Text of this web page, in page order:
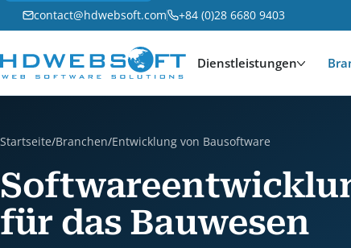
contact@hdwebsoft.com +84 (0)28 6680 9403
Dienstleistungen
Startseite/Branchen/Entwicklung von Bausoftware
für das Bauwesen